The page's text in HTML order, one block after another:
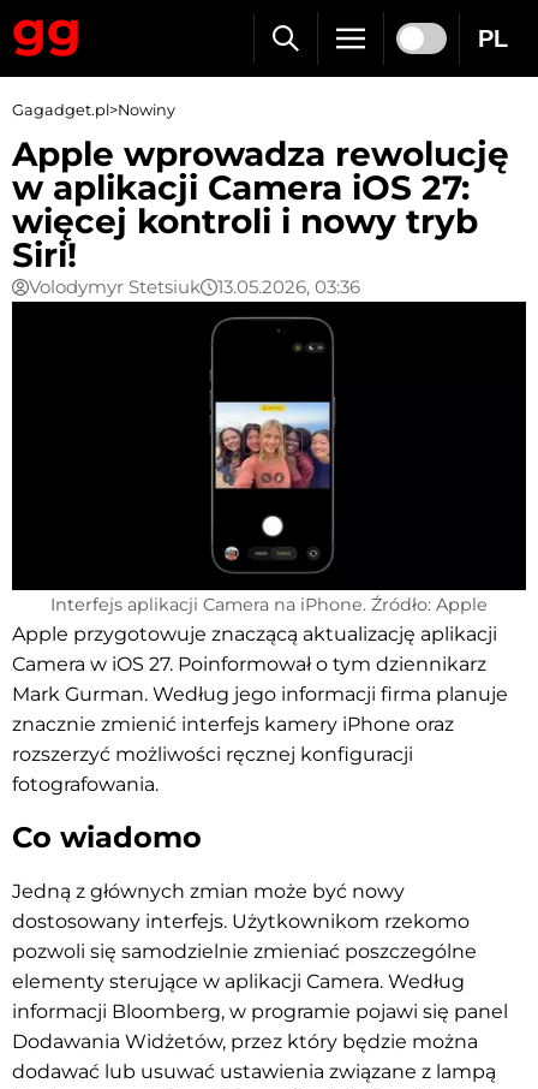
PL
Gagadget.pl>Nowiny
Apple wprowadza rewolucję
w aplikacji Camera iOS 27:
więcej kontroli i nowy tryb
Siri!
Volodymyr Stetsiuk 13.05.2026, 03:36
Interfejs aplikacji Camera na iPhone. Źródło: Apple
Apple przygotowuje znaczącą aktualizację aplikacji
Camera w iOS 27. Poinformował o tym dziennikarz
Mark Gurman. Według jego informacji firma planuje
znacznie zmienić interfejs kamery iPhone oraz
rozszerzyć możliwości ręcznej konfiguracji
fotografowania.
Co wiadomo
Jedną z głównych zmian może być nowy
dostosowany interfejs. Użytkownikom rzekomo
pozwoli się samodzielnie zmieniać poszczególne
elementy sterujące w aplikacji Camera. Według
informacji Bloomberg, w programie pojawi się panel
Dodawania Widżetów, przez który będzie można
dodawać lub usuwać ustawienia związane z lampą